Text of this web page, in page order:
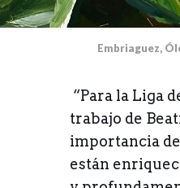
Embriaguez,
“Para la Liga
trabajo de
importancia
están